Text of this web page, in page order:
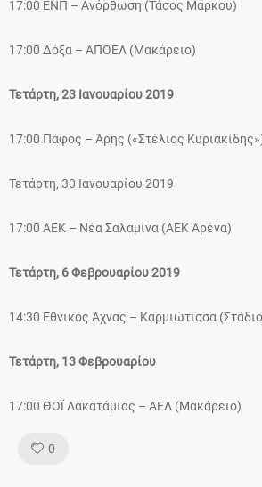
17:00 ΕΝΠ – Ανόρθωση (Τάσος Μάρκου)
17:00 Δόξα – ΑΠΟΕΛ (Μακάρειο)
Τετάρτη, 23 Ιανουαρίου 2019
17:00 Πάφος – Άρης («Στέλιος
Τετάρτη, 30 Ιανουαρίου 2019
17:00 ΑΕΚ – Νέα Σαλαμίνα (ΑΕΚ Αρένα)
Τετάρτη, 6 Φεβρουαρίου 2019
14:30 Εθνικός Άχνας – Καρμιώτισσα
Τετάρτη, 13 Φεβρουαρίου
17:00 ΘΟΪ Λακατάμιας – ΑΕΛ (Μακάρειο)
0